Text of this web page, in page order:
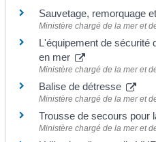
Sauvetage, remorquage
Ministère chargé de la mer et
L'équipement de sécurité
en mer
Ministère chargé de la mer et
Balise de détresse
Ministère chargé de la mer et
Trousse de secours pour
Ministère chargé de la mer et